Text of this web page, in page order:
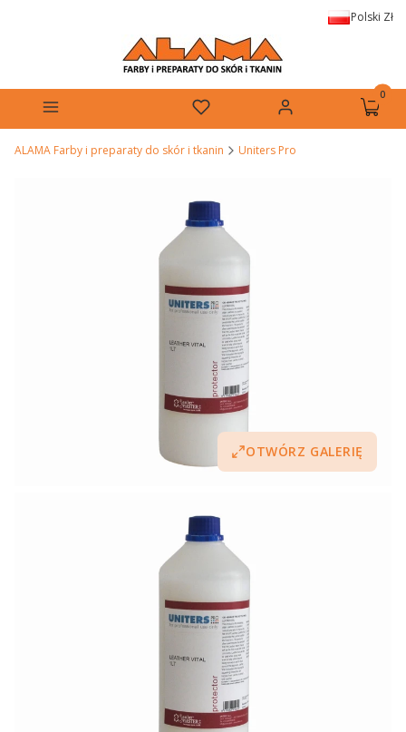
Polski Zł
Menu Ulubione Zaloguj się Koszyk
ALAMA Farby i preparaty do skór i tkanin Uniters Pro
OTWÓRZ GALERIĘ